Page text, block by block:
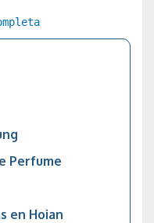
Perfume
en Hoian